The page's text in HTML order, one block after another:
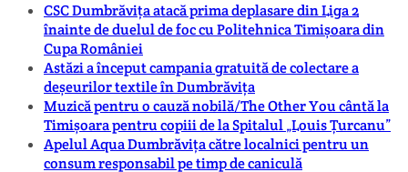
CSC Dumbrăvița atacă prima deplasare din Liga 2
înainte de duelul de foc cu Politehnica Timișoara din
Cupa României
Astăzi a început campania gratuită de colectare a
deșeurilor textile în Dumbrăvița
Muzică pentru o cauză nobilă/The Other You cântă la
Timișoara pentru copiii de la Spitalul „Louis Țurcanu”
Apelul Aqua Dumbrăvița către localnici pentru un
consum responsabil pe timp de caniculă